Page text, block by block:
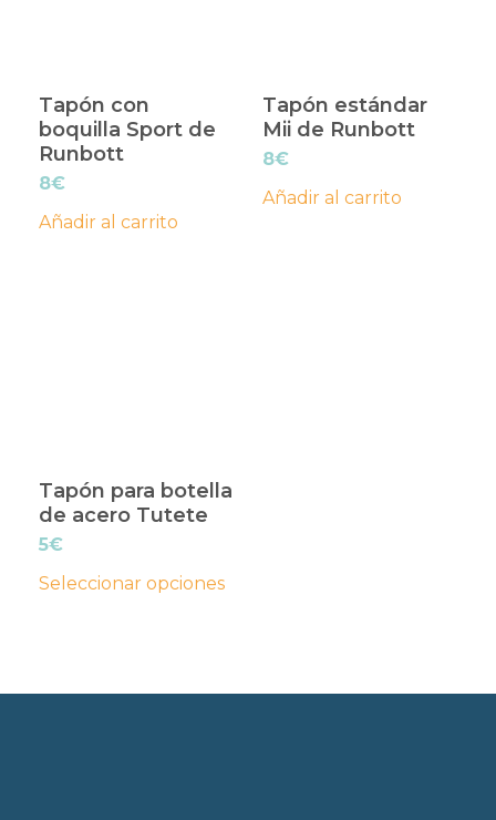
Tapón con
boquilla Sport de
Runbott
8€
Añadir al carrito
Tapón estándar
Mii de Runbott
8€
Añadir al carrito
Tapón para botella
de acero Tutete
5€
Seleccionar opciones
se
pueden
en